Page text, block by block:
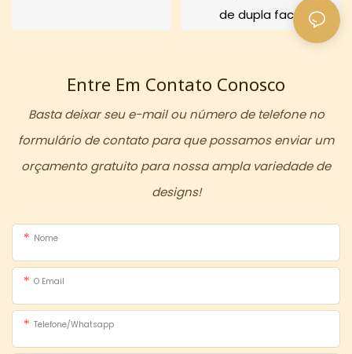
de dupla face
Entre Em Contato Conosco
Basta deixar seu e-mail ou número de telefone no
formulário de contato para que possamos enviar um
orçamento gratuito para nossa ampla variedade de
designs!
Nome
O Email
Telefone/whatsapp